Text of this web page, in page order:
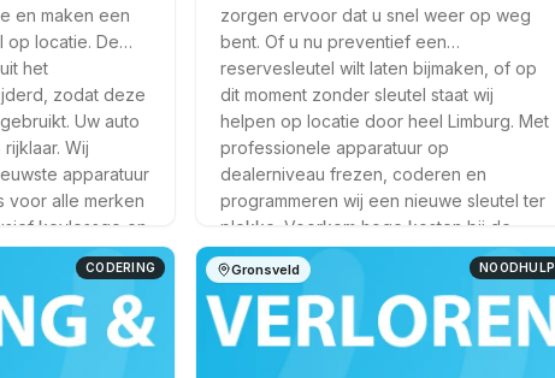
en maken een
op locatie. De
het
zodat deze
Uw auto
Wij
apparatuur
voor alle merken
keylessgo en
zorgen ervoor dat u snel weer op weg
bent. Of u nu preventief een
reservesleutel wilt laten bijmaken, of op
dit moment zonder sleutel staat wij
helpen op locatie door heel Limburg. Met
professionele apparatuur op
dealerniveau frezen, coderen en
programmeren wij een nieuwe sleutel ter
plekke. Voorkom hoge kosten bij de
dealer en bespaar op sleepkosten.
CODERING Gronsveld NOODHULP